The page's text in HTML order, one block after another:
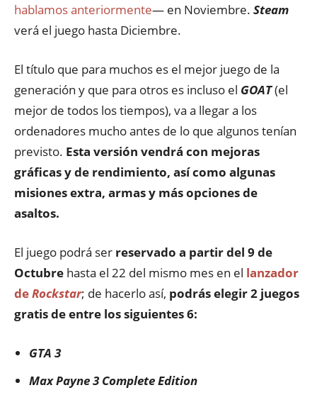
hablamos anteriormente— en Noviembre. Steam
verá el juego hasta Diciembre.
El título que para muchos es el mejor juego de la
generación y que para otros es incluso el GOAT(el
mejor de todos los tiempos), va a llegar a los
ordenadores mucho antes de lo que algunos tenían
previsto. Esta versión vendrá con mejoras
gráficas y de rendimiento, así como algunas
misiones extra, armas y más opciones de
asaltos.
El juego podrá ser reservado a partir del 9 de
Octubre hasta el 22 del mismo mes en el lanzador
deRockstar; de hacerlo así, podrás elegir 2 juegos
gratis de entre los siguientes 6:
GTA 3
Max Payne 3 Complete Edition